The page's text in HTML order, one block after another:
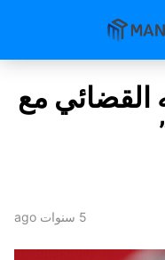
القضائي مع
5 سنوات ago